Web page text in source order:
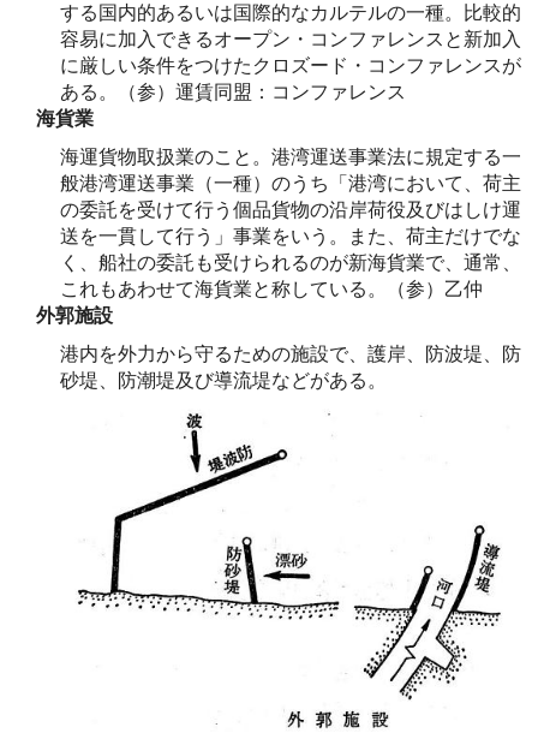
する国内的あるいは国際的なカルテルの一種。比較的
容易に加入できるオープン・コンファレンスと新加入
に厳しい条件をつけたクロズード・コンファレンスが
ある。（参）運賃同盟：コンファレンス
海貨業
海運貨物取扱業のこと。港湾運送事業法に規定する一
般港湾運送事業（一種）のうち「港湾において、荷主
の委託を受けて行う個品貨物の沿岸荷役及びはしけ運
送を一貫して行う」事業をいう。また、荷主だけでな
く、船社の委託も受けられるのが新海貨業で、通常、
これもあわせて海貨業と称している。（参）乙仲
外郭施設
港内を外力から守るための施設で、護岸、防波堤、防
砂堤、防潮堤及び導流堤などがある。